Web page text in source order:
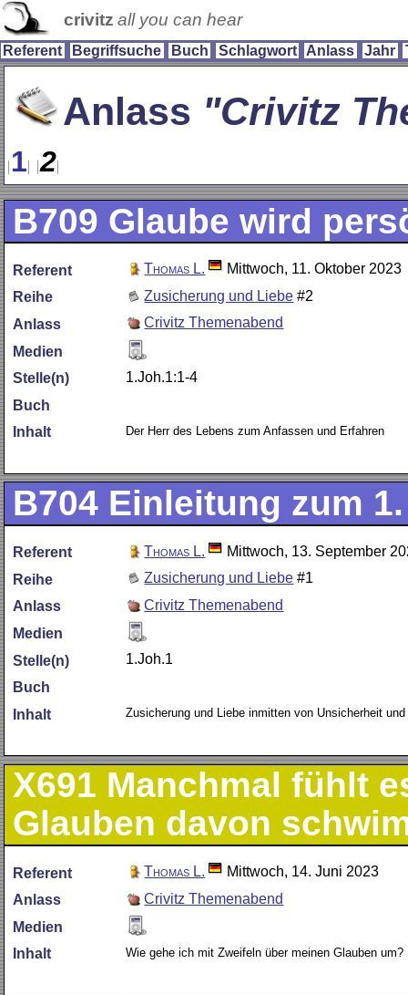
crivitz all you can hear
Referent Begriffsuche Buch Schlagwort Anlass Jahr
Anlass Crivitz
1 2
B709 Glaube wird
Referent Thomas L.
Mittwoch, 11. Oktober 2023
Reihe
Zusicherung und Liebe #2
Anlass
Crivitz Themenabend
Medien
Stelle(n)
1.Joh.1:1-4
Buch
Inhalt
Der Herr des Lebens zum Anfassen und Erfahren
B704 Einleitung zum
Referent Thomas L.
Mittwoch, 13. September
Reihe
Zusicherung und Liebe #1
Anlass
Crivitz Themenabend
Medien
Stelle(n)
1.Joh.1
Buch
Inhalt
Zusicherung und Liebe inmitten von Unsicherheit und
X691 Manchmal fühlt
Glauben davon
Referent Thomas L.
Mittwoch, 14. Juni 2023
Anlass
Crivitz Themenabend
Medien
Inhalt
Wie gehe ich mit Zweifeln über meinen Glauben um?